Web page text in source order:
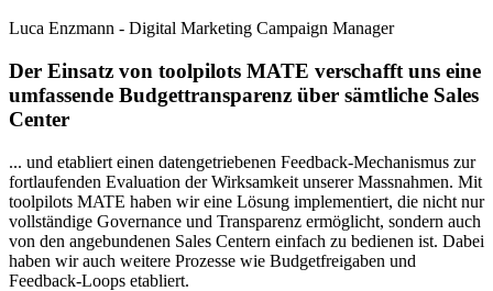
Luca Enzmann - Digital Marketing Campaign Manager
Der Einsatz von toolpilots MATE verschafft uns eine
umfassende Budgettransparenz über sämtliche Sales
Center
... und etabliert einen datengetriebenen Feedback-Mechanismus zur
fortlaufenden Evaluation der Wirksamkeit unserer Massnahmen. Mit
toolpilots MATE haben wir eine Lösung implementiert, die nicht nur
vollständige Governance und Transparenz ermöglicht, sondern auch
von den angebundenen Sales Centern einfach zu bedienen ist. Dabei
haben wir auch weitere Prozesse wie Budgetfreigaben und
Feedback-Loops etabliert.